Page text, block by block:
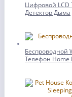
Цифровой
Детектор Дыма
Беспроводной
Телефон Home